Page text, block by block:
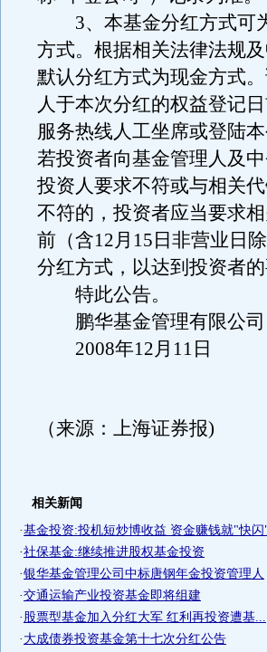
3、本基金分红方式可
方式。根据相关法律法规
默认分红方式为现金方式
人于本次分红的权益登记
服务热线人工坐席或登陆
若投资者向基金管理人及
投资人要求不符或与相关
不符的，投资者应当要求
前（含12月15日非营业日
分红方式，以达到投资者的
特此公告。
鹏华基金管理有限公司
2008年12月11日
（来源：上海证券报)
相关新闻
·基金投资:投机短炒博收益 资金赚钱就"快闪
·社保基金:继续推进股权基金投资
·银华基金管理公司中标唐钢年金投资管理人
·交通运输产业投资基金即将组建
· 股票型基金加入分红大军 红利再投资遭基...
·大成债券投资基金第十七次分红公告